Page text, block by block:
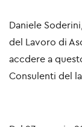
Daniele
del Lavoro di
accdere a
Consulenti del